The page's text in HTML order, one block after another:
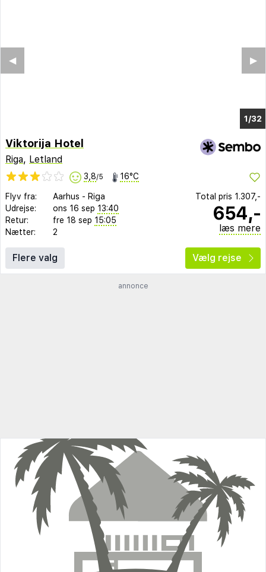
1/25
▶︎
◀︎
Viktorija Hotel
Riga, Letland
3,8/5 16°C
Flyv fra: Aarhus - Riga
Udrejse:
ons 16 sep 13:40
Retur:
fre 18 sep 15:05
Nætter:
2
Total pris 1.307,-
654,-
læs mere
Flere valg Vælg rejse
annonce